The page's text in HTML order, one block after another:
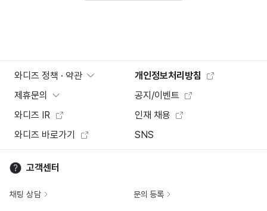
와디즈 정책 · 약관
개인정보처리방침
제휴문의
공지/이벤트
와디즈 IR
인재 채용
와디즈 바로가기
SNS
고객센터
채팅 상담 문의 등록